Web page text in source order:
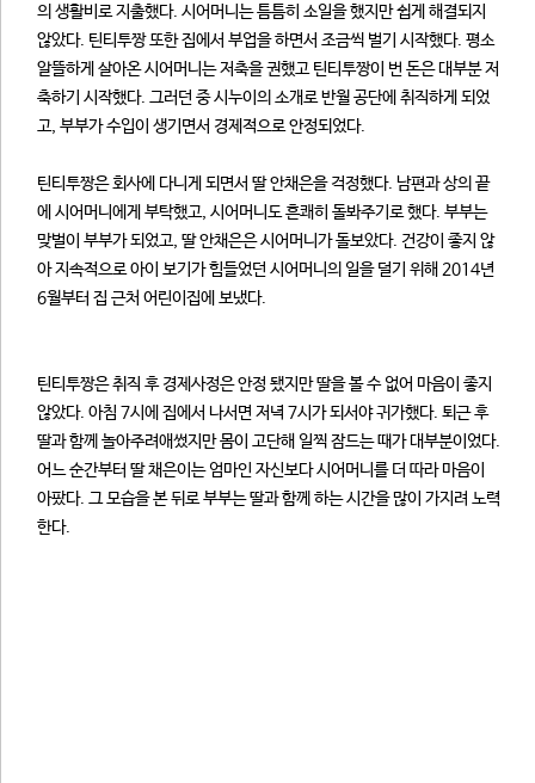
의 생활비로 지출했다. 시어머니는 틈틈히 소일을 했지만 쉽게 해결되지
않았다. 틴티투짱 또한 집에서 부업을 하면서 조금씩 벌기 시작했다. 평소
알뜰하게 살아온 시어머니는 저축을 권했고 틴티투짱이 번 돈은 대부분 저
축하기 시작했다. 그러던 중 시누이의 소개로 반월 공단에 취직하게 되었
고, 부부가 수입이 생기면서 경제적으로 안정되었다.
틴티투짱은 회사에 다니게 되면서 딸 안채은을 걱정했다. 남편과 상의 끝
에 시어머니에게 부탁했고, 시어머니도 흔쾌히 돌봐주기로 했다. 부부는
맞벌이 부부가 되었고, 딸 안채은은 시어머니가 돌보았다. 건강이 좋지 않
아 지속적으로 아이 보기가 힘들었던 시어머니의 일을 덜기 위해 2014년
6월부터 집 근처 어린이집에 보냈다.
틴티투짱은 취직 후 경제사정은 안정 됐지만 딸을 볼 수 없어 마음이 좋지
않았다. 아침 7시에 집에서 나서면 저녁 7시가 되서야 귀가했다. 퇴근 후
딸과 함께 놀아주려애썼지만 몸이 고단해 일찍 잠드는 때가 대부분이었다.
어느 순간부터 딸 채은이는 엄마인 자신보다 시어머니를 더 따라 마음이
아팠다. 그 모습을 본 뒤로 부부는 딸과 함께 하는 시간을 많이 가지려 노력
한다.